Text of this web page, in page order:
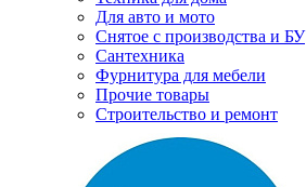
Для авто и мото
Снятое с производства и БУ
Сантехника
Фурнитура для мебели
Прочие товары
Строительство и ремонт